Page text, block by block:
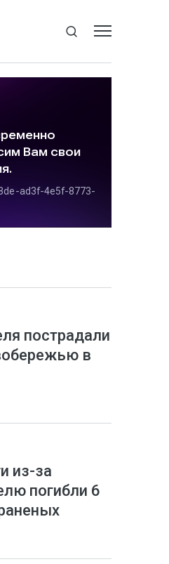
пострадали
в
из-за
погибли 6